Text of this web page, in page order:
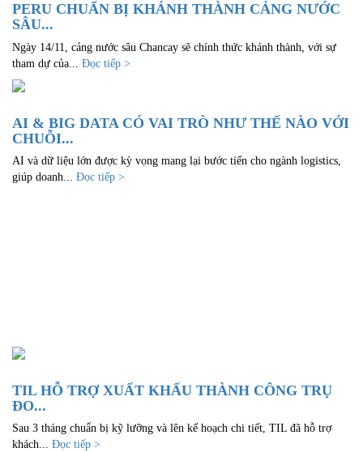
PERU CHUẨN BỊ KHÁNH THÀNH CẢNG NƯỚC
SÂU...
Ngày 14/11, cảng nước sâu Chancay sẽ chính thức khánh thành, với sự
tham dự của... Đọc tiếp >
AI & BIG DATA CÓ VAI TRÒ NHƯ THẾ NÀO VỚI
CHUỖI...
AI và dữ liệu lớn được kỳ vọng mang lại bước tiến cho ngành logistics,
giúp doanh... Đọc tiếp >
TIL HỖ TRỢ XUẤT KHẨU THÀNH CÔNG TRỤ
ĐO...
Sau 3 tháng chuẩn bị kỹ lưỡng và lên kế hoạch chi tiết, TIL đã hỗ trợ
khách... Đọc tiếp >